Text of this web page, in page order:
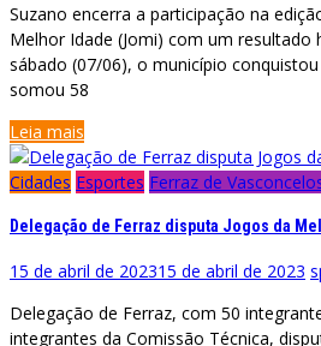
Suzano encerra a participação na
Melhor Idade (Jomi) com um resultado
sábado (07/06), o município
somou 58
Leia mais
Cidades Esportes Ferraz de
Delegação de Ferraz disputa Jogos da
15 de abril de 202315 de abril de 2023
Delegação de Ferraz, com 50
integrantes da Comissão Técnica,